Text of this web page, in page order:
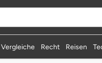
Recht Reisen